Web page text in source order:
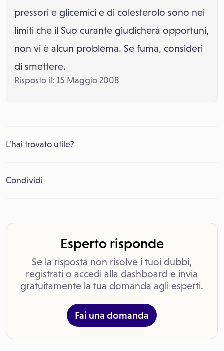
pressori e glicemici e di colesterolo sono nei
limiti che il Suo curante giudicherà opportuni,
non vi è alcun problema. Se fuma, consideri
di smettere.
Risposto il: 15 Maggio 2008
L’hai trovato utile?
Condividi
Esperto risponde
Se la risposta non risolve i tuoi dubbi,
registrati o accedi alla dashboard e invia
gratuitamente la tua domanda agli esperti.
Fai una domanda